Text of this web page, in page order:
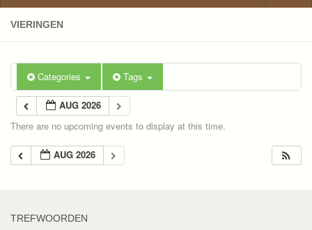
VIERINGEN
Categories Tags
AUG 2026
There are no upcoming events to display at this time.
AUG 2026
TREFWOORDEN